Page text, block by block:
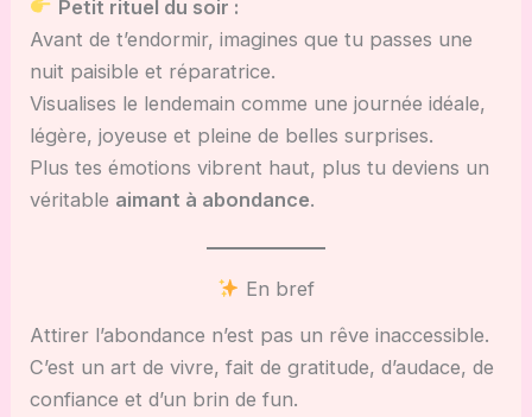
Petit rituel du soir :
Avant de t’endormir, imagines que tu passes une
nuit paisible et réparatrice.
Visualises le lendemain comme une journée idéale,
légère, joyeuse et pleine de belles surprises.
Plus tes émotions vibrent haut, plus tu deviens un
véritable aimant à abondance.
En bref
Attirer l’abondance n’est pas un rêve inaccessible.
C’est un art de vivre, fait de gratitude, d’audace, de
confiance et d’un brin de fun.